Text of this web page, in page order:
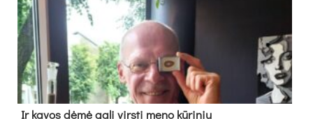
Ir ka­vos dė­mė ga­li virs­ti me­no kū­ri­niu